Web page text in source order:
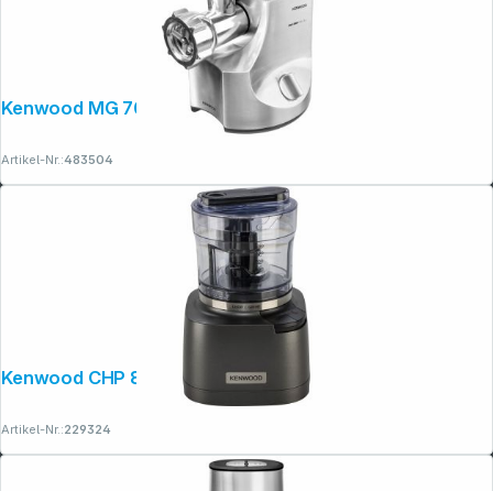
Kenwood MG 700
Artikel-Nr.:483504
Kenwood CHP 80.000SI Zerkleinerer
Artikel-Nr.:229324
Copyright © 2001 - 2026 dexxIT. Alle Rechte vorbehalten.